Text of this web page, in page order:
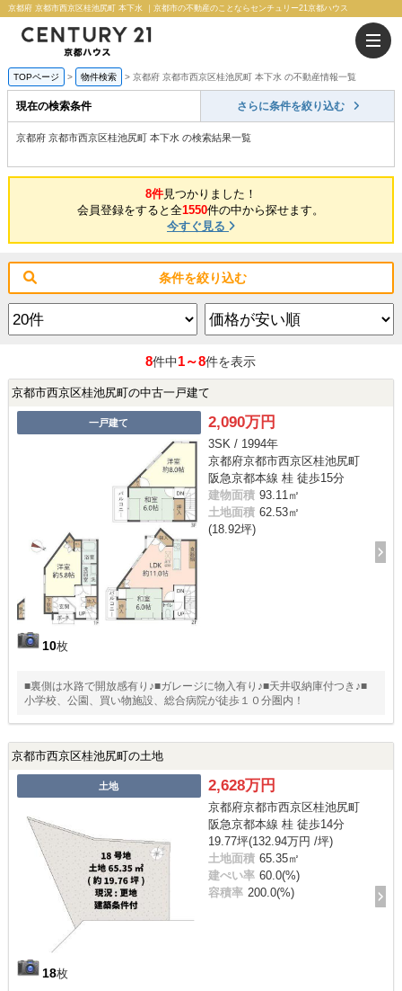
京都府 京都市西京区桂池尻町 本下水 ｜京都市の不動産のことならセンチュリー21京都ハウス
TOPページ 物件検索 京都府 京都市西京区桂池尻町 本下水 の不動産情報一覧
現在の検索条件 さらに条件を絞り込む
京都府 京都市西京区桂池尻町 本下水 の検索結果一覧
8件見つかりました！
会員登録をすると全1550件の中から探せます。
今すぐ見る
条件を絞り込む
8件中1～8件を表示
京都市西京区桂池尻町の中古一戸建て
一戸建て
10枚
2,090万円
3SK / 1994年
京都府京都市西京区桂池尻町
阪急京都本線 桂 徒歩15分
建物面積 93.11㎡
土地面積 62.53㎡
(18.92坪)
■裏側は水路で開放感有り♪■ガレージに物入有り♪■天井収納庫付つき♪■
小学校、公園、買い物施設、総合病院が徒歩１０分圏内！
京都市西京区桂池尻町の土地
土地
18枚
2,628万円
京都府京都市西京区桂池尻町
阪急京都本線 桂 徒歩14分
19.77坪(132.94万円 /坪)
土地面積 65.35㎡
建ぺい率 60.0(%)
容積率 200.0(%)